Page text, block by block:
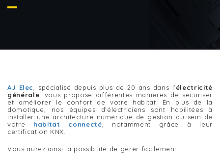
AJ Elec , spécialisé depuis plus de 20 ans dans l’électricité
générale , vous propose différentes manières de sécuriser
et améliorer le confort de votre habitat. En plus de la
domotique, nos équipes d’électriciens sont habilitées à
installer une architecture numérique de gestion au sein de
votre habitat connecté , notamment grâce à leur
certification KNX.
Vous aurez ainsi la possibilité de gérer facilement :